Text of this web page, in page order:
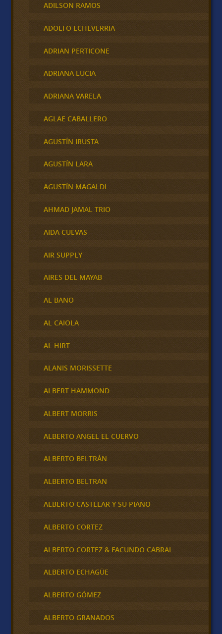
ADILSON RAMOS
ADOLFO ECHEVERRIA
ADRIAN PERTICONE
ADRIANA LUCIA
ADRIANA VARELA
AGLAE CABALLERO
AGUSTÍN IRUSTA
AGUSTÍN LARA
AGUSTÍN MAGALDI
AHMAD JAMAL TRIO
AIDA CUEVAS
AIR SUPPLY
AIRES DEL MAYAB
AL BANO
AL CAIOLA
AL HIRT
ALANIS MORISSETTE
ALBERT HAMMOND
ALBERT MORRIS
ALBERTO ANGEL EL CUERVO
ALBERTO BELTRÁN
ALBERTO BELTRAN
ALBERTO CASTELAR Y SU PIANO
ALBERTO CORTEZ
ALBERTO CORTEZ & FACUNDO CABRAL
ALBERTO ECHAGÜE
ALBERTO GÓMEZ
ALBERTO GRANADOS